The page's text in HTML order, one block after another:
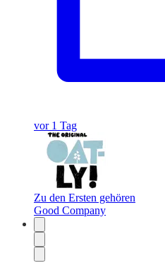
vor 1 Tag
Zu den Ersten gehören
Good Company